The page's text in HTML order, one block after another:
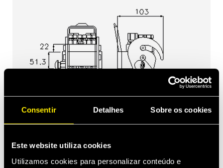
Consentir Detalhes Sobre os cookies
Este website utiliza cookies
Utilizamos cookies para personalizar conteúdo e